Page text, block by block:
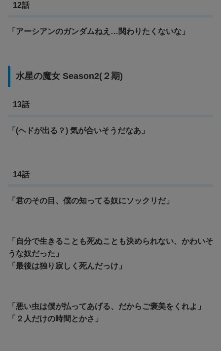
12話
「アーシアンのガンダムねえ…関わりたくないな」
水星の魔女 Season2(２期)
13話
「(ヘドが出る？) 気が合いそうだなあ」
14話
「君のその目、僕の知ってる奴にソックリだ」
「自分で生きることも死ぬことも決められない、かわいそ
うな奴だった」
「最後は独り寂しく死んだっけ」
「悪い虫は僕が払ってあげる、だからご褒美をくれよ」
「２人だけの時間とかさ」